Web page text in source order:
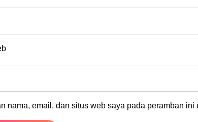
nama, email, dan situs web saya pada peramban ini